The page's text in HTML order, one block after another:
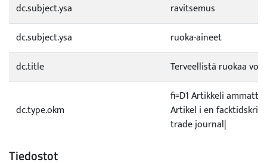
dc.subject.ysa
ravitsemus
dc.subject.ysa
ruoka-aineet
dc.title
Terveellistä ruokaa voi
dc.type.okm
fi=D1 Artikkeli
Artikel i en
trade journal|
Tiedostot